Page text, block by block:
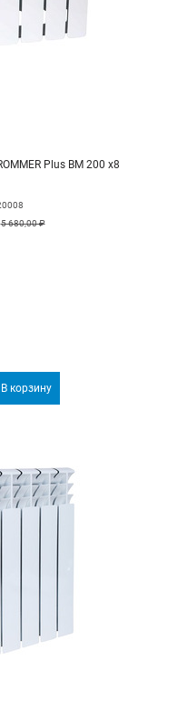
Plus BM 200 х8
5 680,00 ₽
В корзину